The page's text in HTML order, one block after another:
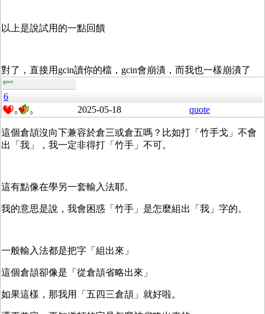
以上是說試用的一點回饋
對了，直接用gcin讀你的檔，gcin會崩潰，而我也一樣崩潰了
guest
6
0 0 2025-05-18 quote
這個倉頡沒向下兼容於倉三或倉五嗎？比如打「竹手戈」不會
出「我」，我一定非得打「竹手」不可。
這有點像在學另一套輸入法耶。
我的意思是說，我會困惑「竹手」是怎麼組出「我」字的。
一般輸入法都是把字「組出來」
這個倉頡卻像是「從倉頡省略出來」
如果這樣，那我用「五四三倉頡」就好啦。